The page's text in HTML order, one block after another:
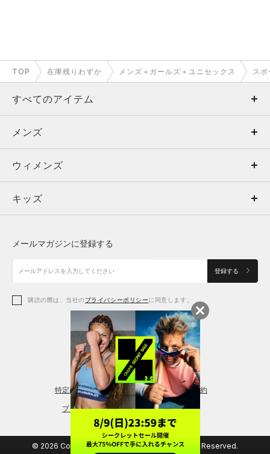
TOP 在庫残りわずか メンズ＋ガールズ＋ユニセックス ス
すべてのアイテム
メンズ
ウィメンズ
キッズ
アクセサリー
メンズ
トップス
ボトムス
アクセサリー
ウィメンズ
トップス
シューズ
アクセサリー
レギンス＆タイツ
キッズ
シューズ
メールマガジンに登録する
登録する
購読の際は、当社のプライバシーポリシーに同意します。
特定商取引法に基づく通販の表記 会員規約
プライバシーポリシー
© 2026 Copyright DOME Corporation. All Rights Reserved.